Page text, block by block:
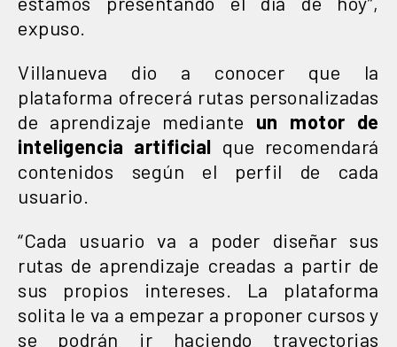
expuso.
Villanueva dio a conocer que la
plataforma ofrecerá rutas personalizadas
de aprendizaje mediante un motor de
inteligencia artificial que recomendará
contenidos según el perfil de cada
usuario.
“Cada usuario va a poder diseñar sus
rutas de aprendizaje creadas a partir de
sus propios intereses. La plataforma
solita le va a empezar a proponer cursos y
se podrán ir haciendo trayectorias